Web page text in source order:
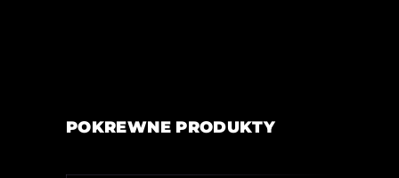
POKREWNE PRODUKTY